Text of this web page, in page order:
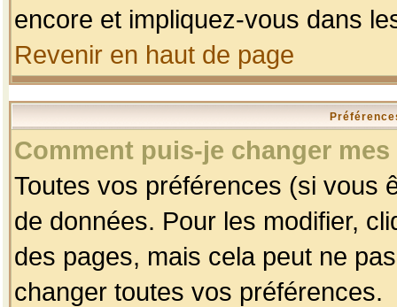
encore et impliquez-vous dans
Revenir en haut de page
Comment puis-je changer
Toutes vos préférences (si vous
de données. Pour les modifier,
des pages, mais cela peut ne
changer toutes vos préférences.